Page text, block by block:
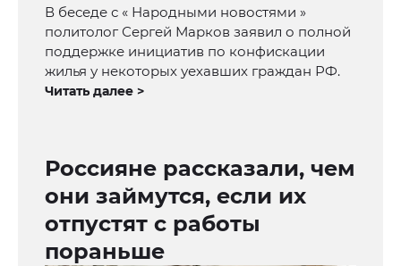
В беседе с « Народными новостями »
политолог Сергей Марков заявил о полной
поддержке инициатив по конфискации
жилья у некоторых уехавших граждан РФ.
Читать далее >
Россияне рассказали, чем
они займутся, если их
отпустят с работы
пораньше